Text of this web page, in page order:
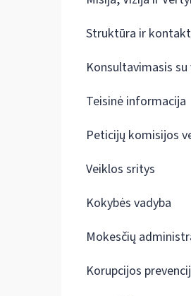
Struktūra ir
Konsultavimasis
Teisinė informacija
Peticijų komisijos
Veiklos sritys
Kokybės vadyba
Mokesčių
Korupcijos